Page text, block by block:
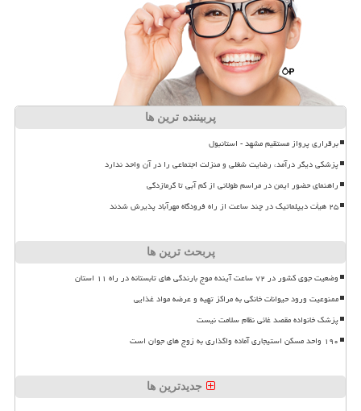
پربیننده ترین ها
برقراری پرواز مستقیم مشهد - استانبول
پزشکی دیگر درآمد، رضایت شغلی و منزلت اجتماعی را در آن واحد ندارد
راهنمای حضور ایمن در مراسم طولانی از کم آبی تا گرمازدگی
۲۵ هیأت دیپلماتیک در چند ساعت از راه فرودگاه مهرآباد پذیرش شدند
پربحث ترین ها
وضعیت جوی کشور در ۷۲ ساعت آینده موج بارندگی های تابستانه در راه ۱۱ استان
ممنوعیت ورود حیوانات خانگی به مراکز تهیه و عرضه مواد غذایی
پزشک خانواده مقصد غائی نظام سلامت نیست
۱۹۰ واحد مسکن استیجاری آماده واگذاری به زوج های جوان است
جدیدترین ها